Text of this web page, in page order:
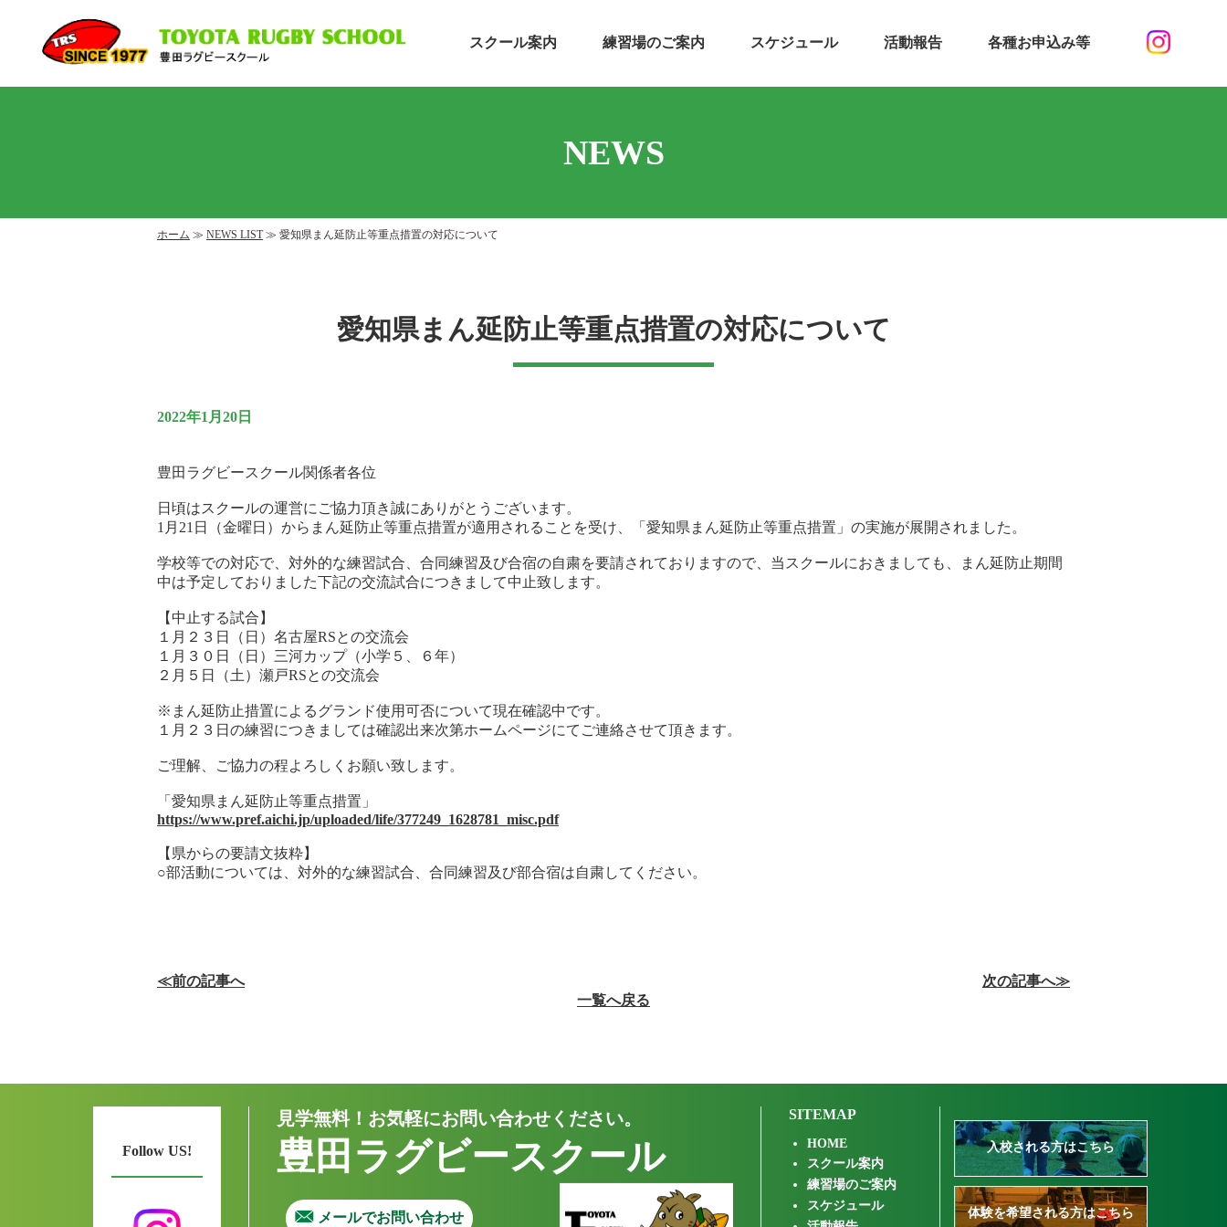
スクール案内 練習場のご案内 スケジュール 活動報告 各種お申込み等
NEWS
ホーム ≫ NEWS LIST≫ 愛知県まん延防止等重点措置の対応について
愛知県まん延防止等重点措置の対応について
2022年1月20日
豊田ラグビースクール関係者各位
日頃はスクールの運営にご協力頂き誠にありがとうございます。
1月21日（金曜日）からまん延防止等重点措置が適用されることを受け、「愛知県まん延防止等重点措置」の実施が展開されました。
学校等での対応で、対外的な練習試合、合同練習及び合宿の自粛を要請されておりますので、当スクールにおきましても、まん延防止期間
中は予定しておりました下記の交流試合につきまして中止致します。
【中止する試合】
１月２３日（日）名古屋RSとの交流会
１月３０日（日）三河カップ（小学５、６年）
２月５日（土）瀬戸RSとの交流会
※まん延防止措置によるグランド使用可否について現在確認中です。
１月２３日の練習につきましては確認出来次第ホームページにてご連絡させて頂きます。
ご理解、ご協力の程よろしくお願い致します。
「愛知県まん延防止等重点措置」
https://www.pref.aichi.jp/uploaded/life/377249_1628781_misc.pdf
【県からの要請文抜粋】
○部活動については、対外的な練習試合、合同練習及び部合宿は自粛してください。
≪前の記事へ
次の記事へ≫
一覧へ戻る
Follow US!
見学無料！お気軽にお問い合わせください。
豊田ラグビースクール
メールでお問い合わせ
SITEMAP
HOME
スクール案内
練習場のご案内
スケジュール
入校される方はこちら
体験を希望される方はこちら